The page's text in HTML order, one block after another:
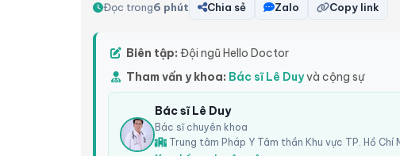
Đọc trong6 phút Chia sẻ Zalo Copy link
Biên tập: Đội ngũ Hello Doctor
Tham vấn y khoa: Bác sĩ Lê Duyvà cộng sự
Bác sĩ Lê Duy
Bác sĩ chuyên khoa
Trung tâm Pháp Y Tâm thần Khu vực TP. Hồ Chí